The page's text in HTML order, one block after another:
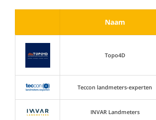
Naam
Topo4D
Teccon landmeters-experten
INVAR Landmeters